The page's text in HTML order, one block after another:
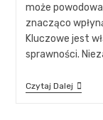
może
znacząco
Kluczowe jest
sprawności.
Czytaj Dalej